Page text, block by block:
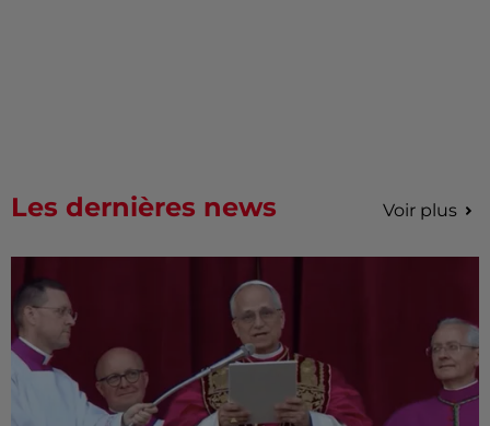
Les dernières news Voir plus